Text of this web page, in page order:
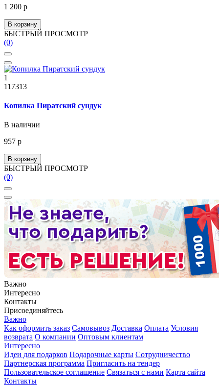
1 200 р
В корзину
БЫСТРЫЙ ПРОСМОТР
(0)
1
117313
Копилка Пиратский сундук
В наличии
957 р
В корзину
БЫСТРЫЙ ПРОСМОТР
(0)
Важно
Интересно
Контакты
Присоединяйтесь
Важно
Как оформить заказ Самовывоз Доставка Оплата Условия
возврата О компании Оптовым клиентам
Интересно
Идеи для подарков Подарочные карты Сотрудничество
Партнерская программа Пригласить на тендер
Пользовательское соглашение Связаться с нами Карта сайта
Контакты